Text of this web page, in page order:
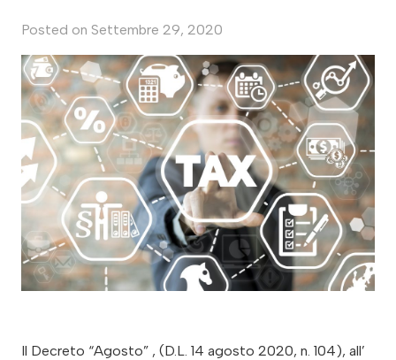
Posted on Settembre 29, 2020
Il Decreto “Agosto” , (D.L. 14 agosto 2020, n. 104), all’